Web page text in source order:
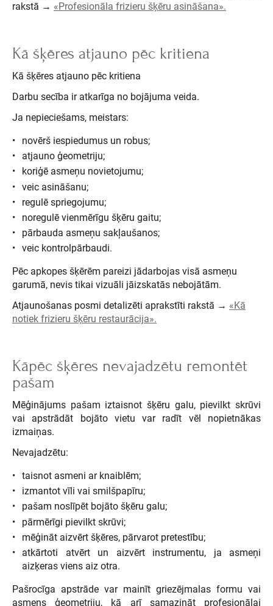
rakstā → «Profesionāla frizieru šķēru asināšana».
Kā šķēres atjauno pēc kritiena
Kā šķēres atjauno pēc kritiena
Darbu secība ir atkarīga no bojājuma veida.
Ja nepieciešams, meistars:
novērš iespiedumus un robus;
atjauno ģeometriju;
koriģē asmeņu novietojumu;
veic asināšanu;
regulē spriegojumu;
noregulē vienmērīgu šķēru gaitu;
pārbauda asmeņu sakļaušanos;
veic kontrolpārbaudi.
Pēc apkopes šķērēm pareizi jādarbojas visā asmeņu
garumā, nevis tikai vizuāli jāizskatās nebojātām.
Atjaunošanas posmi detalizēti aprakstīti rakstā → «Kā
notiek frizieru šķēru restaurācija».
Kāpēc šķēres nevajadzētu remontēt
pašam
Mēģinājums pašam iztaisnot šķēru galu, pievilkt skrūvi
vai apstrādāt bojāto vietu var radīt vēl nopietnākas
izmaiņas.
Nevajadzētu:
taisnot asmeni ar knaiblēm;
izmantot vīli vai smilšpapīru;
pašam noslīpēt bojāto šķēru galu;
pārmērīgi pievilkt skrūvi;
mēģināt aizvērt šķēres, pārvarot pretestību;
atkārtoti atvērt un aizvērt instrumentu, ja asmeņi
aizķeras viens aiz otra.
Pašrocīga apstrāde var mainīt griezējmalas formu vai
asmens ģeometriju, kā arī samazināt profesionālai